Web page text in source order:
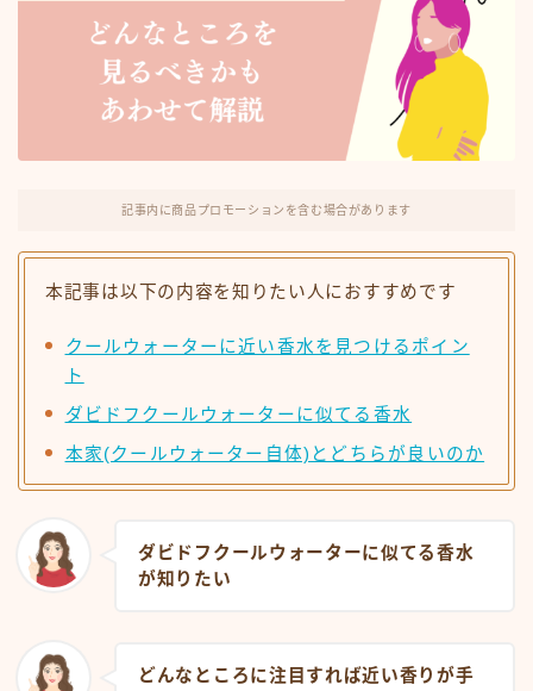
記事内に商品プロモーションを含む場合があります
本記事は以下の内容を知りたい人におすすめです
クールウォーターに近い香水を見つけるポイン
ト
ダビドフクールウォーターに似てる香水
本家(クールウォーター自体)とどちらが良いのか
ダビドフクールウォーターに似てる香水
が知りたい
どんなところに注目すれば近い香りが手